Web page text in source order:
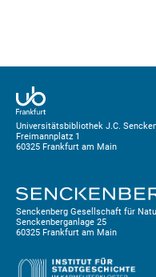
Universitätsbibliothek J.C.
Freimannplatz 1
60325 Frankfurt am Main
Senckenberg Gesellschaft für
Senckenberganlage 25
60325 Frankfurt am Main